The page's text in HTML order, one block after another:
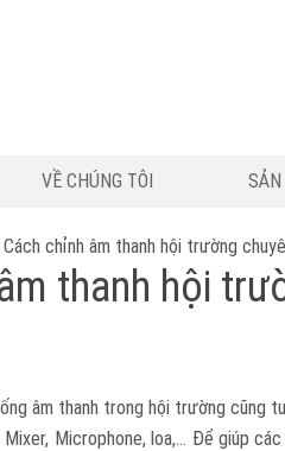
VỀ CHÚNG TÔI
Cách chỉnh âm thanh hội trường
thanh hội
âm thanh trong hội trường cũng
Mixer, Microphone, loa,… Để giúp